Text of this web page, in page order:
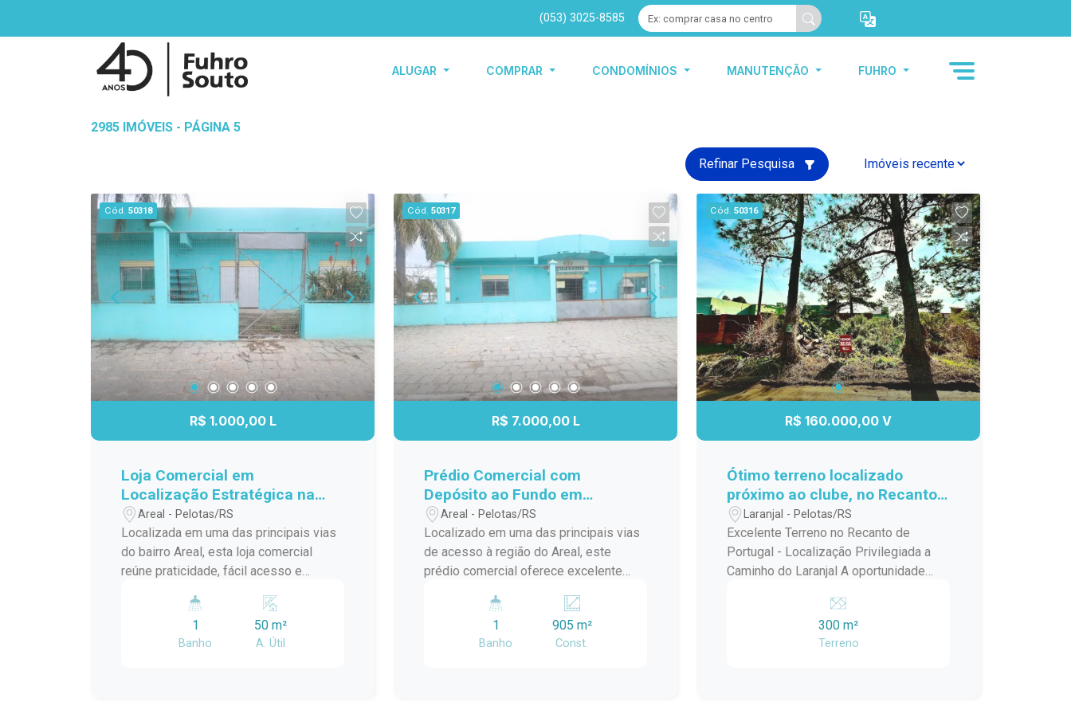
(053) 3025-8585
ALUGAR COMPRAR CONDOMÍNIOS MANUTENÇÃO FUHRO
2985 IMÓVEIS - PÁGINA 5
Refinar Pesquisa
Cód. 50318
R$ 1.000,00 L
Loja Comercial em
Localização Estratégica na
Avenida Mário Peiruque
Areal - Pelotas/RS
Localizada em uma das principais vias
do bairro Areal, esta loja comercial
reúne praticidade, fácil acesso e
que buscam um endereço estratégico.
Com um espaço funcional e versátil, o
imóvel é uma ótima opção para quem
1
Banho
50 m²
A. Útil
Cód. 50317
R$ 7.000,00 L
Prédio Comercial com
Depósito ao Fundo em
Localização Estratégica na
Avenida Mário Peiruque
Areal - Pelotas/RS
Localizado em uma das principais vias
de acesso à região do Areal, este
prédio comercial oferece excelente
uma estrutura versátil para diferentes
segmentos empresariais. Com
ambientes amplos e bem distribuídos,
1
Banho
905 m²
Const.
Cód. 50316
R$ 160.000,00 V
Ótimo terreno localizado
próximo ao clube, no Recanto
de Portugal.
Laranjal - Pelotas/RS
Excelente Terreno no Recanto de
Portugal - Localização Privilegiada a
Caminho do Laranjal A oportunidade
sonhos ou investir em uma das regiões
que mais cresce em Pelotas!
Localizado no Recanto de Portugal, em
300 m²
Terreno